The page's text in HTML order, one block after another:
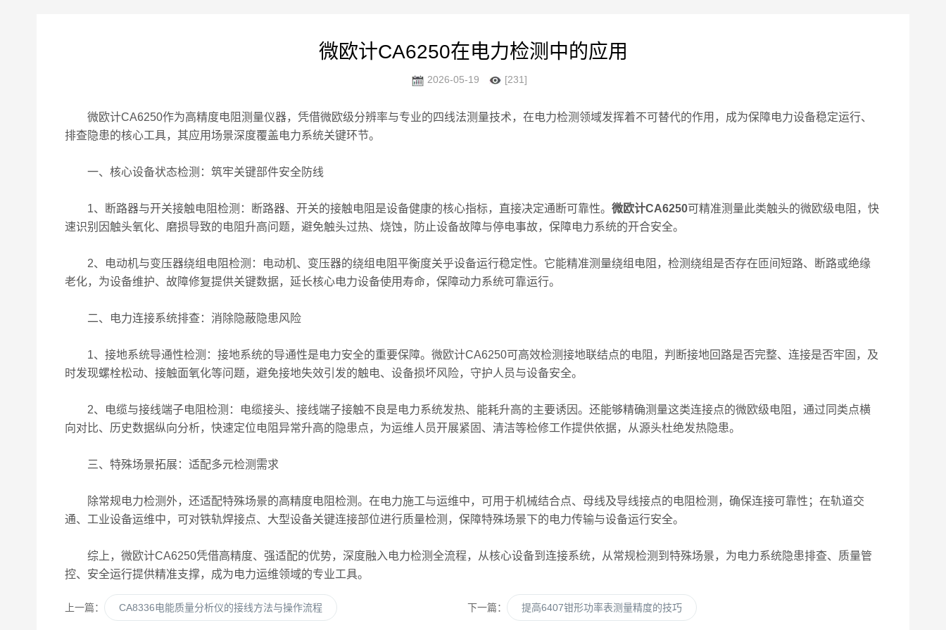
微欧计CA6250在电力检测中的应用
2026-05-19 [231]
微欧计CA6250作为高精度电阻测量仪器，凭借微欧级分辨率与专业的四线法测量技术，在电力检测领域发挥着不可替代的作用，成为保障电力设备稳定运行、
排查隐患的核心工具，其应用场景深度覆盖电力系统关键环节。
一、核心设备状态检测：筑牢关键部件安全防线
1、断路器与开关接触电阻检测：断路器、开关的接触电阻是设备健康的核心指标，直接决定通断可靠性。 微欧计CA6250可精准测量此类触头的微欧级电阻，快
速识别因触头氧化、磨损导致的电阻升高问题，避免触头过热、烧蚀，防止设备故障与停电事故，保障电力系统的开合安全。
2、电动机与变压器绕组电阻检测：电动机、变压器的绕组电阻平衡度关乎设备运行稳定性。它能精准测量绕组电阻，检测绕组是否存在匝间短路、断路或绝缘
老化，为设备维护、故障修复提供关键数据，延长核心电力设备使用寿命，保障动力系统可靠运行。
二、电力连接系统排查：消除隐蔽隐患风险
1、接地系统导通性检测：接地系统的导通性是电力安全的重要保障。微欧计CA6250可高效检测接地联结点的电阻，判断接地回路是否完整、连接是否牢固，及
时发现螺栓松动、接触面氧化等问题，避免接地失效引发的触电、设备损坏风险，守护人员与设备安全。
2、电缆与接线端子电阻检测：电缆接头、接线端子接触不良是电力系统发热、能耗升高的主要诱因。还能够精确测量这类连接点的微欧级电阻，通过同类点横
向对比、历史数据纵向分析，快速定位电阻异常升高的隐患点，为运维人员开展紧固、清洁等检修工作提供依据，从源头杜绝发热隐患。
三、特殊场景拓展：适配多元检测需求
除常规电力检测外，还适配特殊场景的高精度电阻检测。在电力施工与运维中，可用于机械结合点、母线及导线接点的电阻检测，确保连接可靠性；在轨道交
通、工业设备运维中，可对铁轨焊接点、大型设备关键连接部位进行质量检测，保障特殊场景下的电力传输与设备运行安全。
综上，微欧计CA6250凭借高精度、强适配的优势，深度融入电力检测全流程，从核心设备到连接系统，从常规检测到特殊场景，为电力系统隐患排查、质量管
控、安全运行提供精准支撑，成为电力运维领域的专业工具。
上一篇： CA8336电能质量分析仪的接线方法与操作流程 下一篇： 提高6407钳形功率表测量精度的技巧